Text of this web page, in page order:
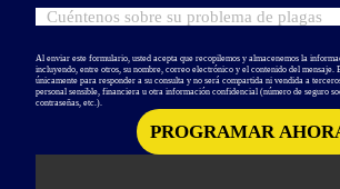
Al enviar este formulario, usted acepta que recopilemos y almacenemos la
incluyendo, entre otros, su nombre, correo electrónico y el contenido del mensaje.
únicamente para responder a su consulta y no será compartida ni vendida a
personal sensible, financiera u otra información confidencial (número de seguro
contraseñas, etc.).